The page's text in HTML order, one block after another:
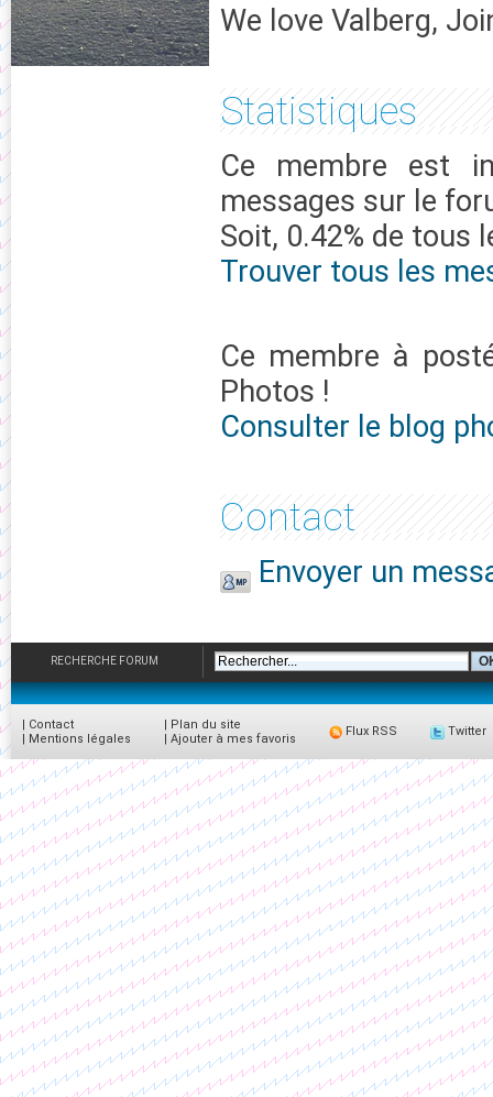
We love Valberg,
Statistiques
Ce membre est
messages sur le
Soit, 0.42% de tous
Trouver tous les
Ce membre à
Photos !
Consulter le blog
Contact
Envoyer un
RECHERCHE FORUM
| Contact
| Mentions légales
| Plan du site
| Ajouter à mes favoris
Flux RSS Twitter